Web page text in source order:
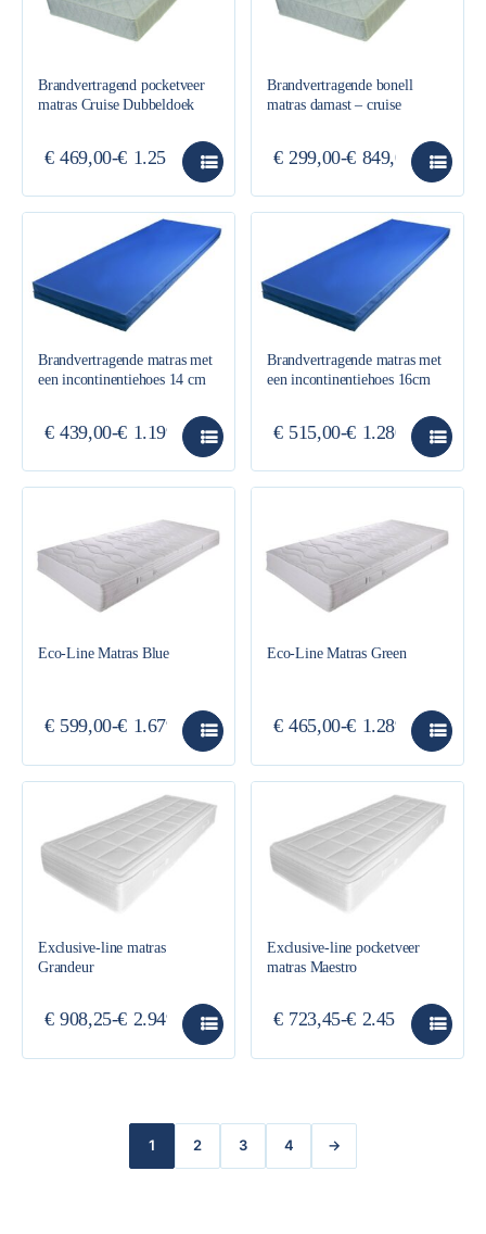
Brandvertragend pocketveer
matras Cruise Dubbeldoek
€ 469,00-€ 1.255,00
Brandvertragende bonell
matras damast – cruise
€ 299,00-€ 849,00
Brandvertragende matras met
een incontinentiehoes 14 cm
€ 439,00-€ 1.199,00
Brandvertragende matras met
een incontinentiehoes 16cm
€ 515,00-€ 1.280,00
Eco-Line Matras Blue
€ 599,00-€ 1.679,00
Eco-Line Matras Green
€ 465,00-€ 1.289,00
Exclusive-line matras
Grandeur
€ 908,25-€ 2.949,00
Exclusive-line pocketveer
matras Maestro
€ 723,45-€ 2.455,95
1 2 3 4 →